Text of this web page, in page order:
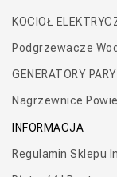
KOCIOŁ
Podgrzewacze
GENERATORY PARY
Nagrzewnice
INFORMACJA
Regulamin Sklepu